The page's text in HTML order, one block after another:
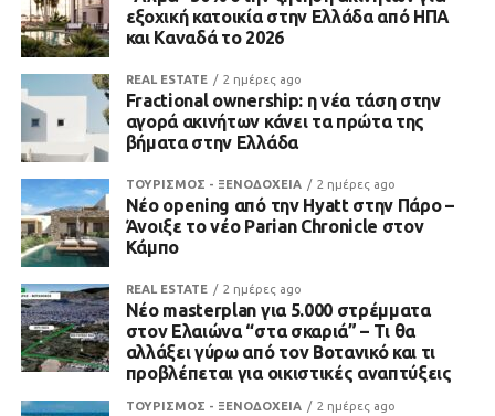
εξοχική κατοικία στην Ελλάδα από ΗΠΑ
και Καναδά το 2026
REAL ESTATE 2 ημέρες ago
Fractional ownership: η νέα τάση στην
αγορά ακινήτων κάνει τα πρώτα της
βήματα στην Ελλάδα
ΤΟΥΡΙΣΜΟΣ - ΞΕΝΟΔΟΧΕΙΑ 2 ημέρες ago
Νέο opening από την Hyatt στην Πάρο –
Άνοιξε το νέο Parian Chronicle στον
Κάμπο
REAL ESTATE 2 ημέρες ago
Νέο masterplan για 5.000 στρέμματα
στον Ελαιώνα “στα σκαριά” – Τι θα
αλλάξει γύρω από τον Βοτανικό και τι
προβλέπεται για οικιστικές αναπτύξεις
ΤΟΥΡΙΣΜΟΣ - ΞΕΝΟΔΟΧΕΙΑ 2 ημέρες ago